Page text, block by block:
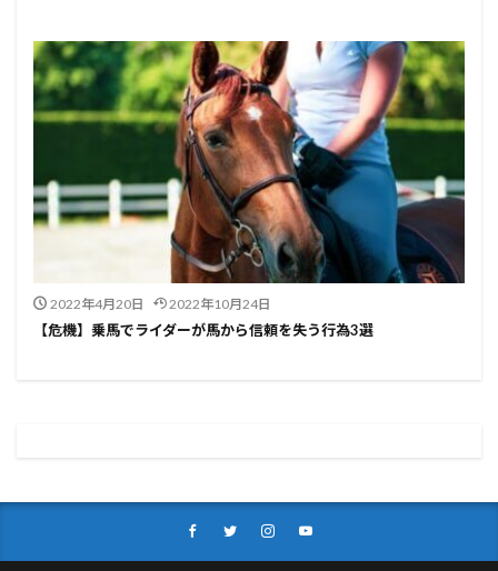
2022年4月20日 2022年10月24日
【危機】乗馬でライダーが馬から信頼を失う行為3選